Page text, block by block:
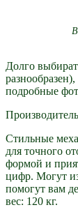
Долго
подробные
Стильные
для точного
формой и
цифр. Могут
помогут вам
вес: 120 кг.